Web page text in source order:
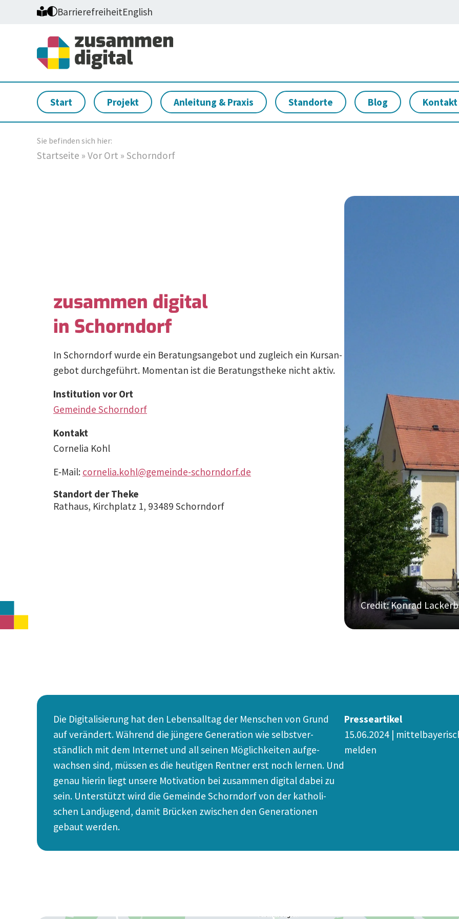
BarrierefreiheitEnglish
Start Projekt Anleitung & Praxis Standorte Blog Kontakt
Sie befinden sich hier:
Startseite » Vor Ort » Schorndorf
zusammen digital
in Schorndorf
In Schorndorf wurde ein Beratungs­an­gebot und zugleich ein Kursan­
gebot durch­ge­führt. Momentan ist die Beratungs­theke nicht aktiv.
Insti­tution vor Ort
Gemeinde Schorndorf
Kontakt
Cornelia Kohl
E‑Mail: cornelia.kohl@gemeinde-schorndorf.de
Standort der Theke
Rathaus, Kirch­platz 1, 93489 Schorndorf
Credit: Konrad
Die Digita­li­sierung hat den Lebens­alltag der Menschen von Grund
auf verändert. Während die jüngere Generation wie selbst­ver­
ständlich mit dem Internet und all seinen Möglich­keiten aufge­
wachsen sind, müssen es die heutigen Rentner erst noch lernen. Und
genau hierin liegt unsere Motivation bei zusammen digital dabei zu
sein. Unter­stützt wird die Gemeinde Schorndorf von der katho­li­
schen Landjugend, damit Brücken zwischen den Genera­tionen
gebaut werden.
Presseartikel
15.06.2024 |
melden